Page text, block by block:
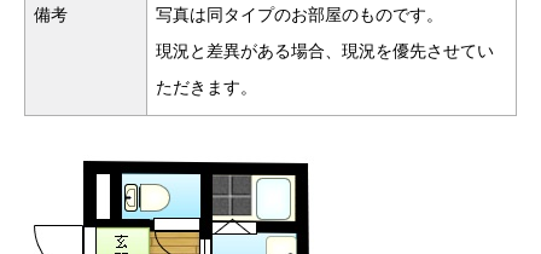
備考
写真は同タイプのお部屋のものです。
現況と差異がある場合、現況を優先させてい
ただきます。